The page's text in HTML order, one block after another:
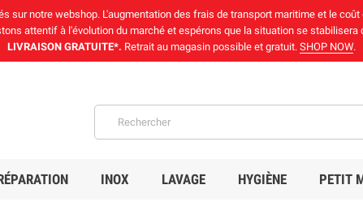
sur notre webshop. L'augmentation des frais de transport maritime et le
attentif à l'évolution du marché et espérons que la situation se stabilisera
LIVRAISON GRATUITE*. Retrait au magasin possible et gratuit. SHOP NOW.
INOX LAVAGE HYGIÈNE PETIT